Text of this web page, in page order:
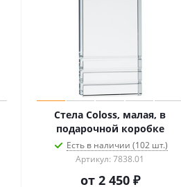
Стела Coloss, малая, в
подарочной коробке
Есть в наличии (102 шт.)
Артикул: 7838.01
от 2 450 ₽